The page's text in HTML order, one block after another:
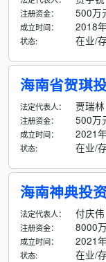
注册资金： 500万
成立时间： 2018
状态: 在业/
海南省贺琪
法定代表人： 贾瑞林
注册资金： 500万
成立时间： 2021
状态: 在业/
海南神典投
法定代表人： 付庆伟
注册资金： 8000
成立时间： 2021
状态: 在业/